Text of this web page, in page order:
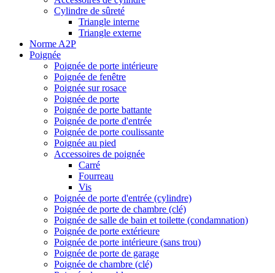
Cylindre de sûreté
Triangle interne
Triangle externe
Norme A2P
Poignée
Poignée de porte intérieure
Poignée de fenêtre
Poignée sur rosace
Poignée de porte
Poignée de porte battante
Poignée de porte d'entrée
Poignée de porte coulissante
Poignée au pied
Accessoires de poignée
Carré
Fourreau
Vis
Poignée de porte d'entrée (cylindre)
Poignée de porte de chambre (clé)
Poignée de salle de bain et toilette (condamnation)
Poignée de porte extérieure
Poignée de porte intérieure (sans trou)
Poignée de porte de garage
Poignée de chambre (clé)